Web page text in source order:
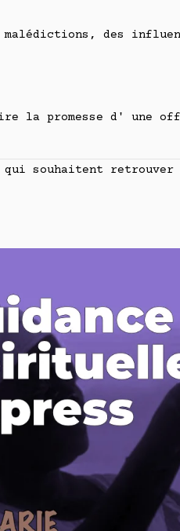
des
la promesse d' une
souhaitent retrouver